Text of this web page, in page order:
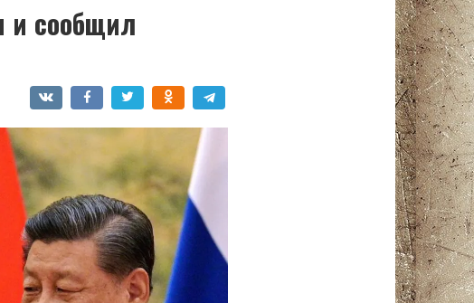
и сообщил